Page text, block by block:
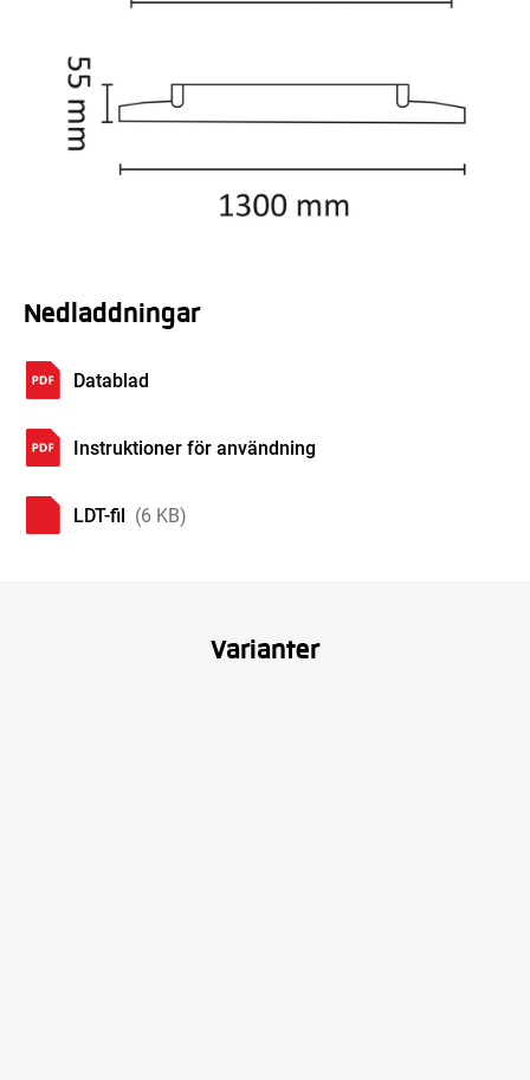
Nedladdningar
Datablad
Instruktioner för användning
LDT-fil (6 KB)
Varianter